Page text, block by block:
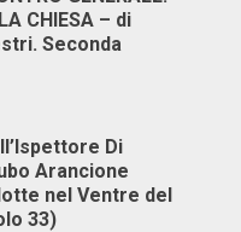
CHIESA – di
Seconda
Di
Arancione
nel Ventre del
33)